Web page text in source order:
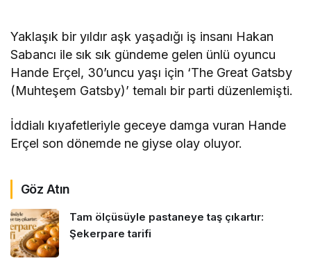
Yaklaşık bir yıldır aşk yaşadığı iş insanı Hakan
Sabancı ile sık sık gündeme gelen ünlü oyuncu
Hande Erçel, 30’uncu yaşı için ‘The Great Gatsby
(Muhteşem Gatsby)’ temalı bir parti düzenlemişti.
İddialı kıyafetleriyle geceye damga vuran Hande
Erçel son dönemde ne giyse olay oluyor.
Göz Atın
Tam ölçüsüyle pastaneye taş çıkartır:
Şekerpare tarifi